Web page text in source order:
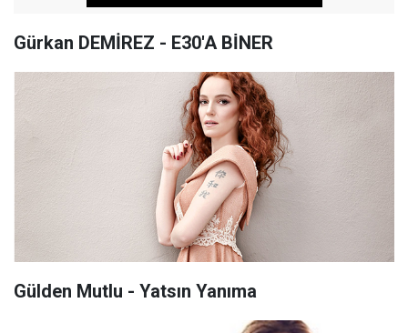
Gürkan DEMİREZ - E30'A BİNER
Gülden Mutlu - Yatsın Yanıma